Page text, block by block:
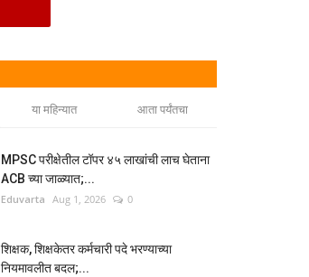
या महिन्यात आता पर्यंतचा
MPSC परीक्षेतील टॉपर ४५ लाखांची लाच घेताना
ACB च्या जाळ्यात;...
Eduvarta Aug 1, 2026 0
शिक्षक, शिक्षकेतर कर्मचारी पदे भरण्याच्या
नियमावलीत बदल;...